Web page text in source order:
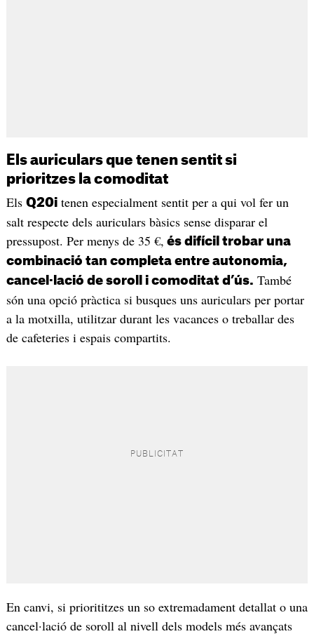
Els auriculars que tenen sentit si
prioritzes la comoditat
Els Q20itenen especialment sentit per a qui vol fer un
salt respecte dels auriculars bàsics sense disparar el
pressupost. Per menys de 35 €, és difícil trobar una
combinació tan completa entre autonomia,
cancel·lació de soroll i comoditat d’ús. També
són una opció pràctica si busques uns auriculars per portar
a la motxilla, utilitzar durant les vacances o treballar des
de cafeteries i espais compartits.
En canvi, si priorititzes un so extremadament detallat o una
cancel·lació de soroll al nivell dels models més avançats